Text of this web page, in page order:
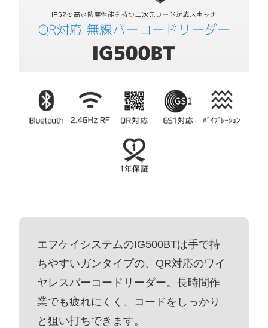
エフケイシステムのIG500BTは手で持
ちやすいガンタイプの、QR対応のワイ
ヤレスバーコードリーダー。長時間作
業でも疲れにくく、コードをしっかり
と狙い打ちできます。